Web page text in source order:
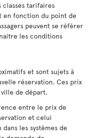
classes tarifaires
en fonction du point de
peuvent se référer
les conditions
et sont sujets à
réservation. Ces prix
de départ.
entre le prix de
et celui
les systèmes de